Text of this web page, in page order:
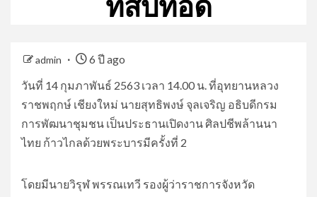
ที่สืบทอด
admin
6 ปี ago
วันที่ 14 กุมภาพันธ์ 2563 เวลา 14.00 น. ที่อุทยานหลวง
ราชพฤกษ์ เชียงใหม่ นายสุทธิพงษ์ จุลเจริญ อธิบดีกรม
การพัฒนาชุมชน เป็นประธานเปิดงาน ศิลปชีพล้านนา
ไทย ก้าวไกลด้วยพระบารมีครั้งที่ 2
โดยมีนายวิรุฬ พรรณเทวี รองผู้ว่าราชการจังหวัด